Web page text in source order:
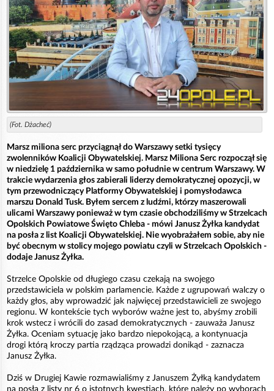
(Fot. Dżacheć)
Marsz miliona serc przyciągnął do Warszawy setki tysięcy
zwolenników Koalicji Obywatelskiej. Marsz Miliona Serc rozpoczął się
w niedzielę 1 października w samo południe w centrum Warszawy. W
trakcie wydarzenia głos zabierali liderzy demokratycznej opozycji, w
tym przewodniczący Platformy Obywatelskiej i pomysłodawca
marszu Donald Tusk. Byłem sercem z ludźmi, którzy maszerowali
ulicami Warszawy ponieważ w tym czasie obchodziliśmy w Strzelcach
Opolskich Powiatowe Święto Chleba - mówi Janusz Żyłka kandydat
na posła z list Koalicji Obywatelskiej. Nie wyobrażałem sobie, aby nie
być obecnym w stolicy mojego powiatu czyli w Strzelcach Opolskich -
dodaje Janusz Żyłka.
Strzelce Opolskie od długiego czasu czekają na swojego
przedstawiciela w polskim parlamencie. Każde z ugrupowań walczy o
każdy głos, aby wprowadzić jak najwięcej przedstawicieli ze swojego
regionu. W kontekście tych wyborów ważne jest to, abyśmy zrobili
krok wstecz i wrócili do zasad demokratycznych - zauważa Janusz
Żyłka. Oceniam sytuację jako bardzo niepokojącą, a kontynuacja
drogi którą kroczy partia rządząca prowadzi donikąd - zaznacza
Janusz Żyłka.
Dziś w Drugiej Kawie rozmawialiśmy z Januszem Żyłką kandydatem
na posła z listy nr 6 o istotnych kwestiach, które należy po wyborach